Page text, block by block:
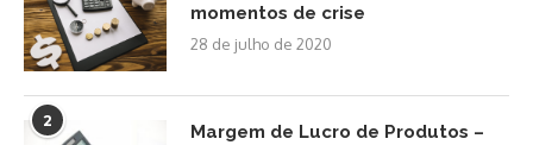
momentos de crise
28 de julho de 2020
2
Margem de Lucro de Produtos –